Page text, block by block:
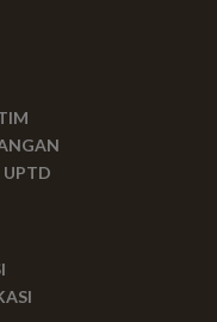
UPTD